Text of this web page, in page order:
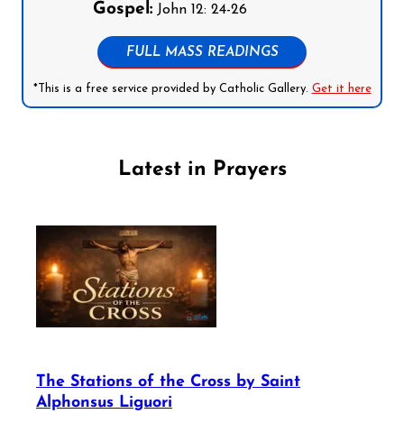
Gospel: John 12: 24-26
FULL MASS READINGS
*This is a free service provided by Catholic Gallery. Get it here
Latest in Prayers
The Stations of the Cross by Saint
Alphonsus Liguori